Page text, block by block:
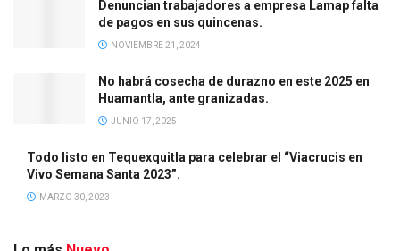
Denuncian trabajadores a empresa Lamap falta
de pagos en sus quincenas.
NOVIEMBRE 21, 2024
No habrá cosecha de durazno en este 2025 en
Huamantla, ante granizadas.
JUNIO 17, 2025
Todo listo en Tequexquitla para celebrar el “Viacrucis en
Vivo Semana Santa 2023”.
MARZO 30, 2023